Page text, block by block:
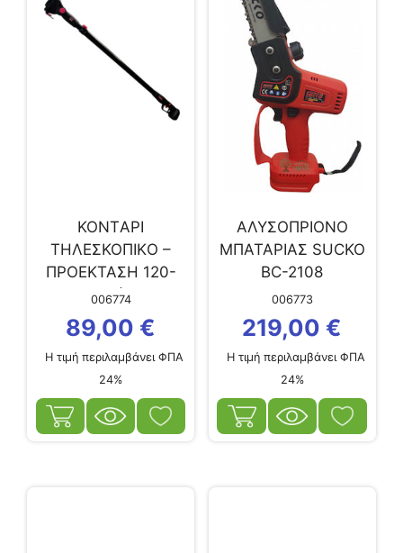
ΚΟΝΤAΡΙ
ΤΗΛΕΣΚΟΠΙΚO –
ΠΡΟEΚΤΑΣΗ 120-
180CM (ΓΙΑ...
006774
89,00 €
Η τιμή περιλαμβάνει ΦΠΑ
24%
ΑΛΥΣΟΠΡΙΟΝΟ
ΜΠΑΤΑΡΙΑΣ SUCKO
BC-2108
006773
219,00 €
Η τιμή περιλαμβάνει ΦΠΑ
24%